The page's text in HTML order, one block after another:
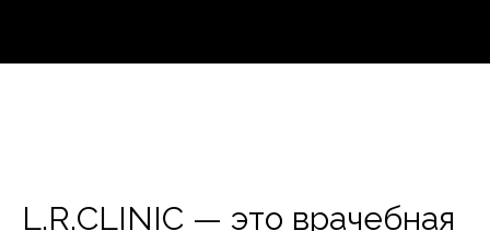
L.R.CLINIC — это врачебная